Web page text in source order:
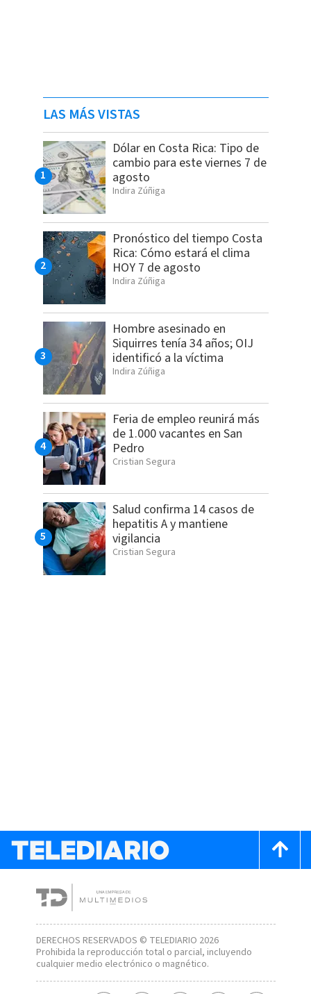
LAS MÁS VISTAS
Dólar en Costa Rica: Tipo de
cambio para este viernes 7 de
agosto
Indira Zúñiga
Pronóstico del tiempo Costa
Rica: Cómo estará el clima
HOY 7 de agosto
Indira Zúñiga
Hombre asesinado en
Siquirres tenía 34 años; OIJ
identificó a la víctima
Indira Zúñiga
Feria de empleo reunirá más
de 1.000 vacantes en San
Pedro
Cristian Segura
Salud confirma 14 casos de
hepatitis A y mantiene
vigilancia
Cristian Segura
DERECHOS RESERVADOS © TELEDIARIO 2026
Prohibida la reproducción total o parcial, incluyendo
cualquier medio electrónico o magnético.